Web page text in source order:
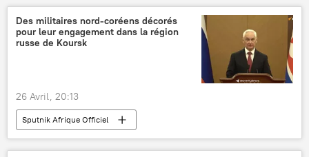
Des militaires nord-coréens décorés
pour leur engagement dans la région
russe de Koursk
26 Avril, 20:13
Sputnik Afrique Officiel